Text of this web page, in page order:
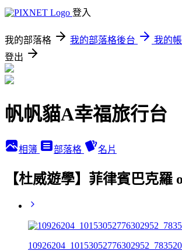
登入
我的部落格 我的部落格後台
我的
登出
帆帆貓A幸福旅行台
相簿 部落格 名片
【杜威遊學】菲律賓巴克羅